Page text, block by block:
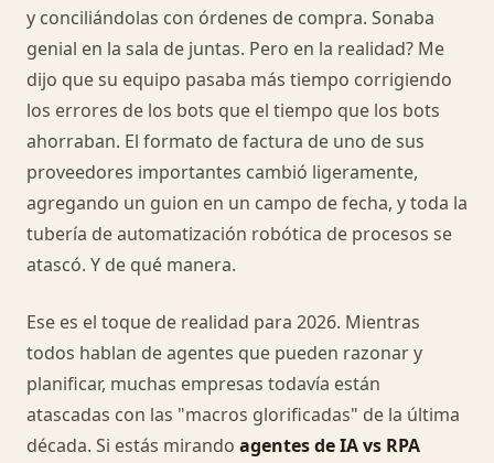
y conciliándolas con órdenes de compra. Sonaba
genial en la sala de juntas. Pero en la realidad? Me
dijo que su equipo pasaba más tiempo corrigiendo
los errores de los bots que el tiempo que los bots
ahorraban. El formato de factura de uno de sus
proveedores importantes cambió ligeramente,
agregando un guion en un campo de fecha, y toda la
tubería de automatización robótica de procesos se
atascó. Y de qué manera.
Ese es el toque de realidad para 2026. Mientras
todos hablan de agentes que pueden razonar y
planificar, muchas empresas todavía están
atascadas con las "macros glorificadas" de la última
década. Si estás mirando agentes de IA vs RPA